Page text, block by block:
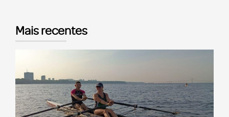
Mais recentes